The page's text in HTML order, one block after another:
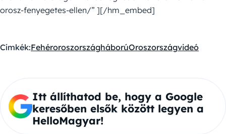
orosz-fenyegetes-ellen/” ][/hm_embed]
Címkék:FehéroroszországháborúOroszországvideó
Itt állíthatod be, hogy a Google
keresőben elsők között legyen a
HelloMagyar!